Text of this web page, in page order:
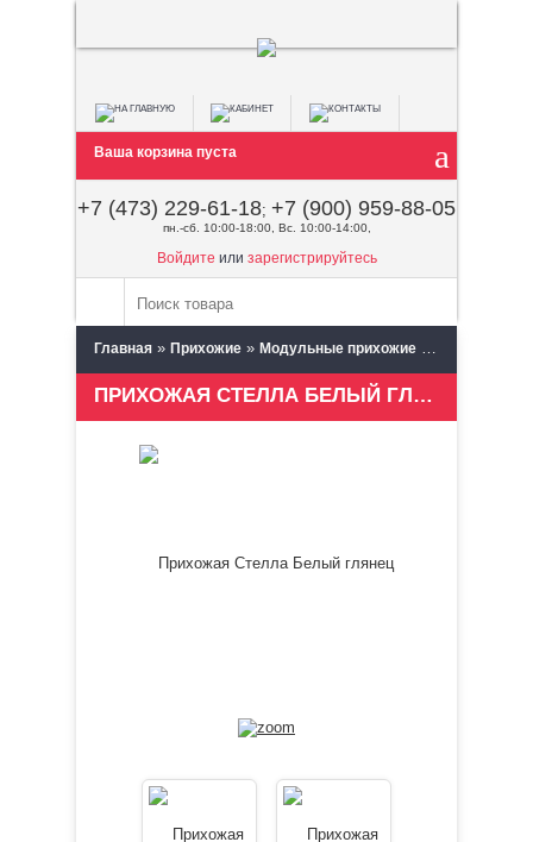
Ваша корзина пуста
+7 (473) 229-61-18; +7 (900) 959-88-05
пн.-сб. 10:00-18:00, Вс. 10:00-14:00,
Войдите или зарегистрируйтесь
Главная » Прихожие » Модульные прихожие Союз Мебель
ПРИХОЖАЯ СТЕЛЛА БЕЛЫЙ ГЛЯНЕЦ